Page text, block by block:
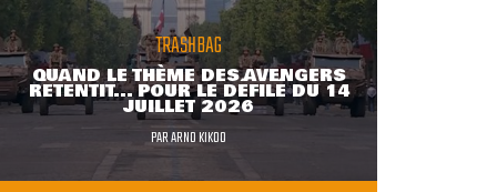
TRASHBAG
QUAND LE THÈME DES AVENGERS
RETENTIT... POUR LE DÉFILÉ DU 14
JUILLET 2026
PARARNO KIKOO